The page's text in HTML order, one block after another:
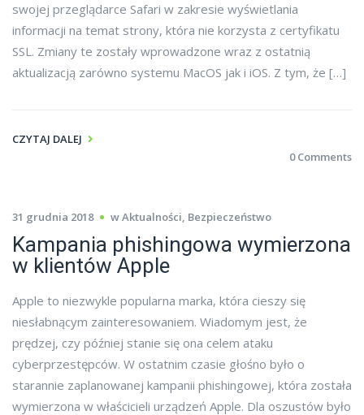
swojej przeglądarce Safari w zakresie wyświetlania
informacji na temat strony, która nie korzysta z certyfikatu
SSL. Zmiany te zostały wprowadzone wraz z ostatnią
aktualizacją zarówno systemu MacOS jak i iOS. Z tym, że […]
CZYTAJ DALEJ
0 Comments
31 grudnia 2018 wAktualności, Bezpieczeństwo
Kampania phishingowa wymierzona
w klientów Apple
Apple to niezwykle popularna marka, która cieszy się
niesłabnącym zainteresowaniem. Wiadomym jest, że
prędzej, czy później stanie się ona celem ataku
cyberprzestępców. W ostatnim czasie głośno było o
starannie zaplanowanej kampanii phishingowej, która została
wymierzona w właścicieli urządzeń Apple. Dla oszustów było